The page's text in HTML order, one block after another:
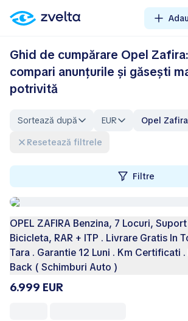
Ghid de cumpărare Opel
compari anunțurile și găsești
potrivită
Sortează după EUR
Opel Zafira
Resetează filtrele
Filtre
OPEL ZAFIRA Benzina, 7 Locuri, Suport
Bicicleta, RAR + ITP . Livrare Gratis In
Tara . Garantie 12 Luni . Km Certificati .
Back ( Schimburi Auto )
6.999 EUR